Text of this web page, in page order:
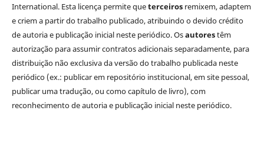
International. Esta licença permite queterceirosremixem, adaptem
e criem a partir do trabalho publicado, atribuindo o devido crédito
de autoria e publicação inicial neste periódico. Osautorestêm
autorização para assumir contratos adicionais separadamente, para
distribuição não exclusiva da versão do trabalho publicada neste
periódico (ex.: publicar em repositório institucional, em site pessoal,
publicar uma tradução, ou como capítulo de livro), com
reconhecimento de autoria e publicação inicial neste periódico.